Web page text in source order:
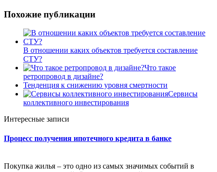
Похожие публикации
В отношении каких объектов требуется составление
СТУ?
Что такое
ретропровод в дизайне?
Тенденция к снижению уровня смертности
Сервисы
коллективного инвестирования
Интересные записи
Процесс получения ипотечного кредита в банке
Покупка жилья – это одно из самых значимых событий в